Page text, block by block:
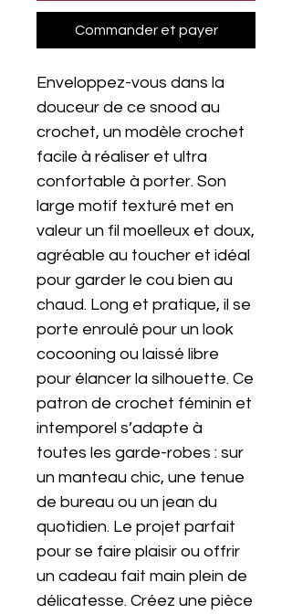
Commander et payer
Enveloppez-vous dans la
douceur de ce snood au
crochet, un modèle crochet
facile à réaliser et ultra
confortable à porter. Son
large motif texturé met en
valeur un fil moelleux et doux,
agréable au toucher et idéal
pour garder le cou bien au
chaud. Long et pratique, il se
porte enroulé pour un look
cocooning ou laissé libre
pour élancer la silhouette. Ce
patron de crochet féminin et
intemporel s’adapte à
toutes les garde-robes : sur
un manteau chic, une tenue
de bureau ou un jean du
quotidien. Le projet parfait
pour se faire plaisir ou offrir
un cadeau fait main plein de
délicatesse. Créez une pièce